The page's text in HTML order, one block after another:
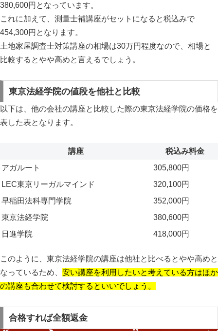
380,600円 となっています。
これに加えて、測量士補講座がセットになると税込みで
454,300円 となります。
土地家屋調査士対策講座の相場は30万円程度なので、 相場と
比較するとやや高めと言えるでしょう。
東京法経学院の値段を他社と比較
以下は、他の会社の講座と比較した際の東京法経学院の価格を
表した表となります。
講座
税込み料金
アガルート
305,800円
LEC東京リーガルマインド
320,100円
早稲田法科専門学院
352,000円
東京法経学院
380,600円
日進学院
418,000円
このように、東京法経学院の講座は他社と比べるとやや高めと
なっているため、 安い講座を利用したいと考えている方はほか
の講座も合わせて検討するといいでしょう。
合格すれば全額返金